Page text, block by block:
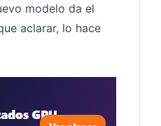
modelo da el
aclarar, lo hace